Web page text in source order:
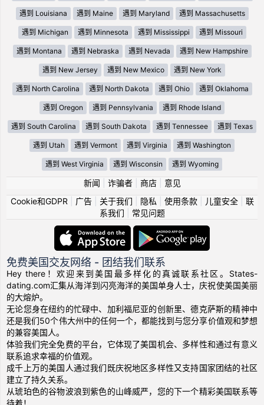
遇到 Louisiana 遇到 Maine 遇到 Maryland 遇到 Massachusetts
遇到 Michigan 遇到 Minnesota 遇到 Mississippi 遇到 Missouri
遇到 Montana 遇到 Nebraska 遇到 Nevada 遇到 New Hampshire
遇到 New Jersey 遇到 New Mexico 遇到 New York
遇到 North Carolina 遇到 North Dakota 遇到 Ohio 遇到 Oklahoma
遇到 Oregon 遇到 Pennsylvania 遇到 Rhode Island
遇到 South Carolina 遇到 South Dakota 遇到 Tennessee 遇到 Texas
遇到 Utah 遇到 Vermont 遇到 Virginia 遇到 Washington
遇到 West Virginia 遇到 Wisconsin 遇到 Wyoming
新闻 诈骗者| 商店| 意见
Cookie和GDPR
广告| 关于我们 隐私 使用条款| 儿童安全| 联
系我们
常见问题
免费美国交友网络 - 团结我们联系
Hey there！欢迎来到美国最多样化的真诚联系社区。States-
dating.com汇集从海洋到闪亮海洋的美国单身人士，庆祝使美国美丽
的大熔炉。
无论您身在纽约的忙碌中、加利福尼亚的创新里、德克萨斯的精神中
还是我们50个伟大州中的任何一个，都能找到与您分享价值观和梦想
的兼容美国人。
体验我们完全免费的平台，它体现了美国机会、多样性和通过有意义
联系追求幸福的价值观。
成千上万的美国人通过我们既庆祝地区多样性又支持国家团结的社区
建立了持久关系。
从琥珀色的谷物波浪到紫色的山峰威严，您的下一个精彩美国联系等
待着！